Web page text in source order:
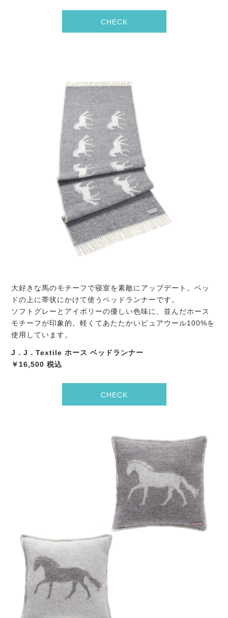
CHECK
大好きな馬のモチーフで寝室を素敵にアップデート。ベッ
ドの上に帯状にかけて使うベッドランナーです。
ソフトグレーとアイボリーの優しい色味に、並んだホース
モチーフが印象的。軽くてあたたかいピュアウール100%を
使用しています。
J．J．Textile ホース ベッドランナー
￥16,500 税込
CHECK